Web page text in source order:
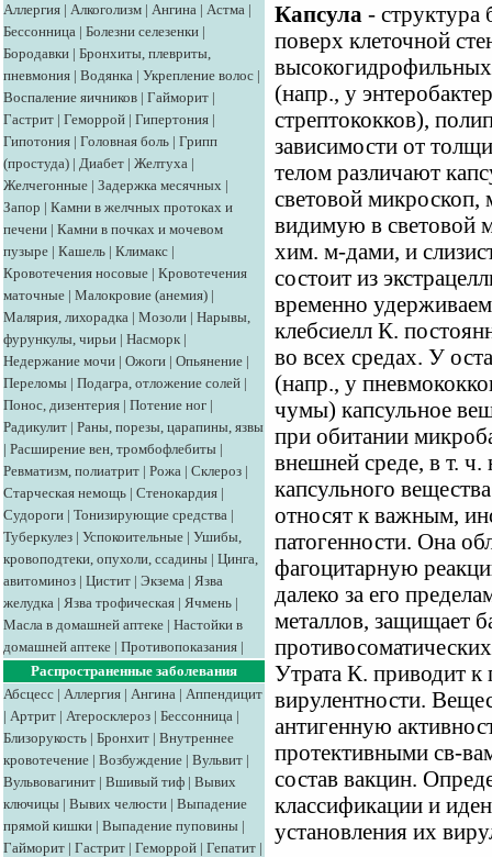
Аллергия | Алкоголизм | Ангина | Астма |
Бессонница | Болезни селезенки |
Бородавки | Бронхиты, плевриты,
пневмония | Водянка | Укрепление волос |
Воспаление яичников | Гайморит |
Гастрит | Геморрой | Гипертония |
Гипотония | Головная боль | Грипп
(простуда) | Диабет | Желтуха |
Желчегонные | Задержка месячных |
Запор | Камни в желчных протоках и
печени | Камни в почках и мочевом
пузыре | Кашель | Климакс |
Кровотечения носовые | Кровотечения
маточные | Малокровие (анемия) |
Малярия, лихорадка | Мозоли | Нарывы,
фурункулы, чирьи | Насморк |
Недержание мочи | Ожоги | Опьянение |
Переломы | Подагра, отложение солей |
Понос, дизентерия | Потение ног |
Радикулит | Раны, порезы, царапины, язвы
| Расширение вен, тромбофлебиты |
Ревматизм, полиатрит | Рожа | Склероз |
Старческая немощь | Стенокардия |
Судороги | Тонизирующие средства |
Туберкулез | Успокоительные | Ушибы,
кровоподтеки, опухоли, ссадины | Цинга,
авитоминоз | Цистит | Экзема | Язва
желудка | Язва трофическая | Ячмень |
Масла в домашней аптеке | Настойки в
домашней аптеке | Противопоказания |
Распространенные заболевания
Абсцесс | Аллергия | Ангина | Аппендицит
| Артрит | Атеросклероз | Бессонница |
Близорукость | Бронхит | Внутреннее
кровотечение | Возбуждение | Вульвит |
Вульвовагинит | Вшивый тиф | Вывих
ключицы | Вывих челюсти | Выпадение
прямой кишки | Выпадение пуповины |
Гайморит | Гастрит | Геморрой | Гепатит |
Капсула - структура
поверх клеточной
(напр., у
стрептококков),
зависимости от
телом различают
световой микроскоп,
видимую в световой
хим. м-дами, и
состоит из
временно
клебсиелл К.
во всех средах. У
(напр., у
чумы) капсульное
при обитании
внешней среде, в т. ч.
капсульного
относят к важным,
патогенности. Она
фагоцитарную
далеко за его
металлов, защищает
Утрата К. приводит
вирулентности.
антигенную
протективными св-
состав вакцин.
классификации и
установления их